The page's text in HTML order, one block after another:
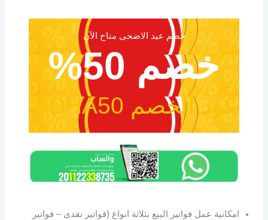
خصم عيد الاضحى متاح الآن
خصم 50%
كود الخصم ADHA50
امكانية عمل فواتير البيع بثلاثة انواع (فواتير نقدى – فواتير